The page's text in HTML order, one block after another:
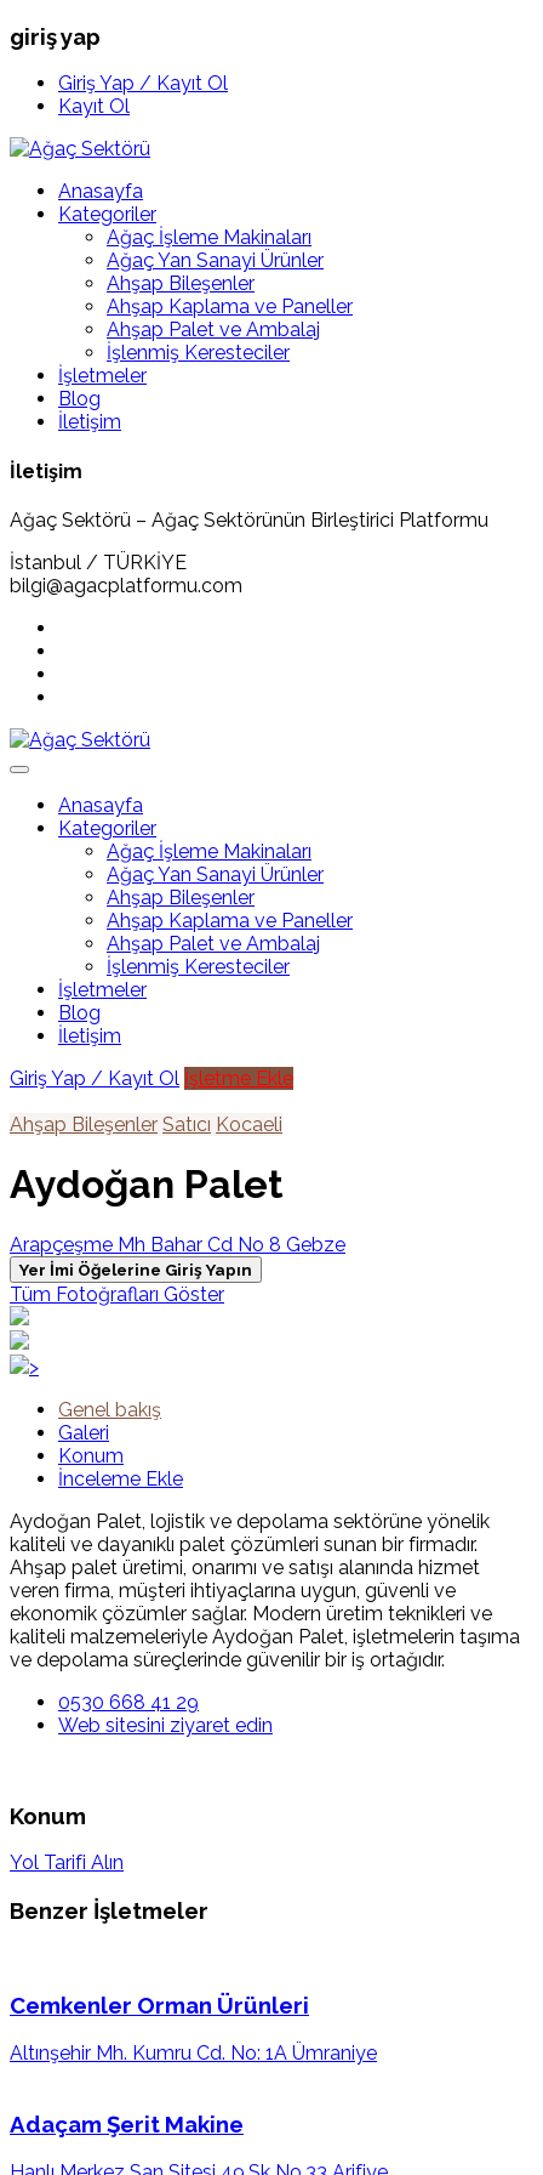
giriş yap
Giriş Yap / Kayıt Ol
Kayıt Ol
Anasayfa
Kategoriler
Ağaç İşleme Makinaları
Ağaç Yan Sanayi Ürünler
Ahşap Bileşenler
Ahşap Kaplama ve Paneller
Ahşap Palet ve Ambalaj
İşlenmiş Keresteciler
İşletmeler
Blog
İletişim
İletişim
Ağaç Sektörü – Ağaç Sektörünün Birleştirici Platformu
İstanbul / TÜRKİYE
bilgi@agacplatformu.com
Anasayfa
Kategoriler
Ağaç İşleme Makinaları
Ağaç Yan Sanayi Ürünler
Ahşap Bileşenler
Ahşap Kaplama ve Paneller
Ahşap Palet ve Ambalaj
İşlenmiş Keresteciler
İşletmeler
Blog
İletişim
Giriş Yap / Kayıt Ol İşletme Ekle
Ahşap Bileşenler Satıcı Kocaeli
Aydoğan Palet
Arapçeşme Mh Bahar Cd No 8 Gebze
Yer İmi Öğelerine Giriş Yapın
Tüm Fotoğrafları Göster
>
Genel bakış
Galeri
Konum
İnceleme Ekle
Aydoğan Palet, lojistik ve depolama sektörüne yönelik
kaliteli ve dayanıklı palet çözümleri sunan bir firmadır.
Ahşap palet üretimi, onarımı ve satışı alanında hizmet
veren firma, müşteri ihtiyaçlarına uygun, güvenli ve
ekonomik çözümler sağlar. Modern üretim teknikleri ve
kaliteli malzemeleriyle Aydoğan Palet, işletmelerin taşıma
ve depolama süreçlerinde güvenilir bir iş ortağıdır.
0530 668 41 29
Web sitesini ziyaret edin
Konum
Yol Tarifi Alın
Benzer İşletmeler
Cemkenler Orman Ürünleri
Altınşehir Mh. Kumru Cd. No: 1A Ümraniye
Adaçam Şerit Makine